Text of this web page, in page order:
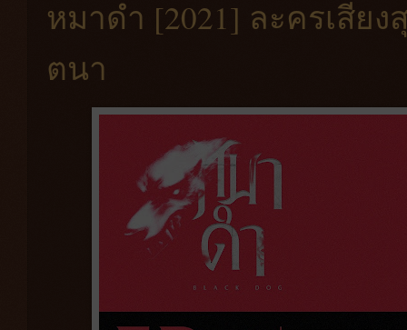
หมาดำ [2021] ละครเสีย
ตนา